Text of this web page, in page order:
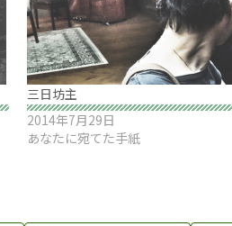
三日坊主
2014年7月29日
あなたに宛てた手紙